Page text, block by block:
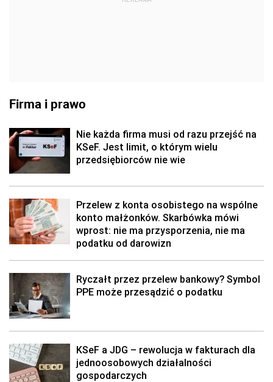
Firma i prawo
Nie każda firma musi od razu przejść na
KSeF. Jest limit, o którym wielu
przedsiębiorców nie wie
Przelew z konta osobistego na wspólne
konto małżonków. Skarbówka mówi
wprost: nie ma przysporzenia, nie ma
podatku od darowizn
Ryczałt przez przelew bankowy? Symbol
PPE może przesądzić o podatku
KSeF a JDG – rewolucja w fakturach dla
jednoosobowych działalności
gospodarczych